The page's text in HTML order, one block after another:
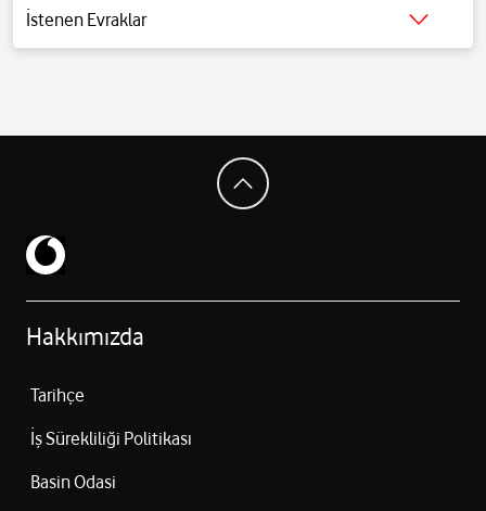
12 MP ön kamera
NFC desteği
IP68 suya ve toza dayanıklılık
161.5 × 76.8 × 6.9 mm boyutlar
İstenen Evraklar
Detaylı bilgi içintıklayınız.
Hakkımızda
Tarihçe
İş Sürekliliği Politikası
Basin Odasi